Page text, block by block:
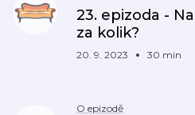
23. epizoda -
za kolik?
20. 9. 2023 30 min
O epizodě